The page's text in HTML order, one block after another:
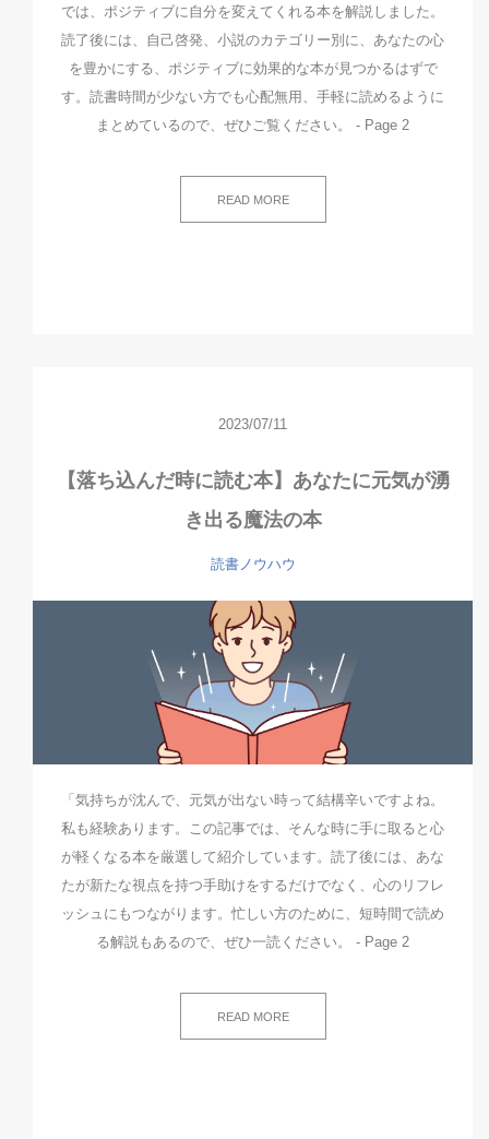
では、ポジティブに自分を変えてくれる本を解説しました。
読了後には、自己啓発、小説のカテゴリー別に、あなたの心
を豊かにする、ポジティブに効果的な本が見つかるはずで
す。読書時間が少ない方でも心配無用、手軽に読めるように
まとめているので、ぜひご覧ください。 - Page 2
READ MORE
2023/07/11
【落ち込んだ時に読む本】あなたに元気が湧
き出る魔法の本
読書ノウハウ
「気持ちが沈んで、元気が出ない時って結構辛いですよね。
私も経験あります。この記事では、そんな時に手に取ると心
が軽くなる本を厳選して紹介しています。読了後には、あな
たが新たな視点を持つ手助けをするだけでなく、心のリフレ
ッシュにもつながります。忙しい方のために、短時間で読め
る解説もあるので、ぜひ一読ください。 - Page 2
READ MORE